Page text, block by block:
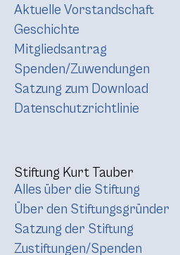
Aktuelle Vorstandschaft
Geschichte
Mitgliedsantrag
Spenden/Zuwendungen
Satzung zum Download
Datenschutzrichtlinie
Stiftung Kurt Tauber
Alles über die Stiftung
Über den Stiftungsgründer
Satzung der Stiftung
Zustiftungen/Spenden